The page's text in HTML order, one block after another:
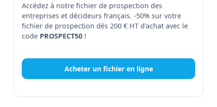
Accédez à notre fichier de prospection des
entreprises et décideurs français. -50% sur votre
fichier de prospection dès 200 € HT d'achat avec le
code PROSPECT50 !
Acheter un fichier en ligne